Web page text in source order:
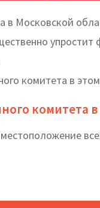
в Московской
комитета в
комитета